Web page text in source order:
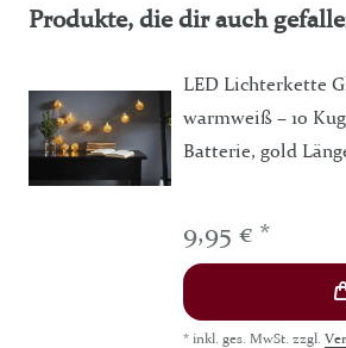
Produkte, die dir auch
LED Lichterkette
warmweiß – 10
Batterie, gold
9,95 € *
* inkl. ges. MwSt. zzgl.